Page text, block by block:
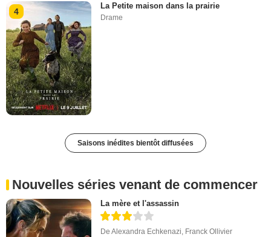
4
La Petite maison dans la prairie
Drame
Saisons inédites bientôt diffusées
Nouvelles séries venant de commencer
La mère et l'assassin
DeAlexandra Echkenazi, Franck Ollivier